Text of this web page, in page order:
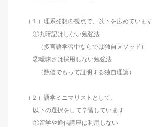
（１）理系発想の視点で、以下を広めています
①丸暗記はしない勉強法
（多言語学習中ならでは独自メソッド）
②曖昧さは採用しない勉強法
（数値でもって証明する独自理論）
（２）語学ミニマリストとして、
以下の選択をして学習しています
①留学や通信講座は利用しない